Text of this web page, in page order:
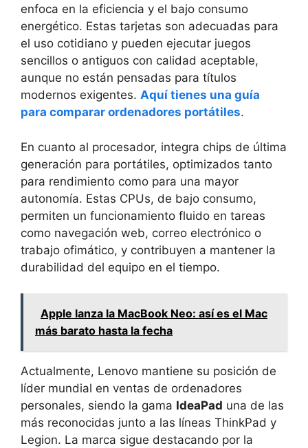
enfoca en la eficiencia y el bajo consumo
energético. Estas tarjetas son adecuadas para
el uso cotidiano y pueden ejecutar juegos
sencillos o antiguos con calidad aceptable,
aunque no están pensadas para títulos
modernos exigentes. Aquí tienes una guía
para comparar ordenadores portátiles.
En cuanto al procesador, integra chips de última
generación para portátiles, optimizados tanto
para rendimiento como para una mayor
autonomía. Estas CPUs, de bajo consumo,
permiten un funcionamiento fluido en tareas
como navegación web, correo electrónico o
trabajo ofimático, y contribuyen a mantener la
durabilidad del equipo en el tiempo.
Apple lanza la MacBook Neo: así es el Mac
más barato hasta la fecha
Actualmente, Lenovo mantiene su posición de
líder mundial en ventas de ordenadores
personales, siendo la gama IdeaPad una de las
más reconocidas junto a las líneas ThinkPad y
Legion. La marca sigue destacando por la